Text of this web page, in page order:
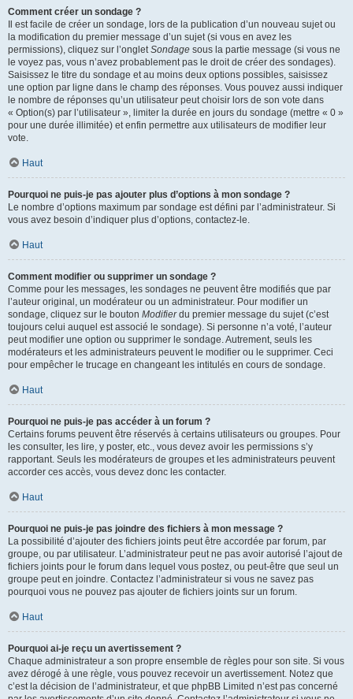
Comment créer un sondage ?
Il est facile de créer un sondage, lors de la publication d’un nouveau sujet ou
la modification du premier message d’un sujet (si vous en avez les
permissions), cliquez sur l’ongletSondage sous la partie message (si vous ne
le voyez pas, vous n’avez probablement pas le droit de créer des sondages).
Saisissez le titre du sondage et au moins deux options possibles, saisissez
une option par ligne dans le champ des réponses. Vous pouvez aussi indiquer
le nombre de réponses qu’un utilisateur peut choisir lors de son vote dans
« Option(s) par l’utilisateur », limiter la durée en jours du sondage (mettre « 0 »
pour une durée illimitée) et enfin permettre aux utilisateurs de modifier leur
vote.
Haut
Pourquoi ne puis-je pas ajouter plus d’options à mon sondage ?
Le nombre d’options maximum par sondage est défini par l’administrateur. Si
vous avez besoin d’indiquer plus d’options, contactez-le.
Haut
Comment modifier ou supprimer un sondage ?
Comme pour les messages, les sondages ne peuvent être modifiés que par
l’auteur original, un modérateur ou un administrateur. Pour modifier un
sondage, cliquez sur le bouton Modifierdu premier message du sujet (c’est
toujours celui auquel est associé le sondage). Si personne n’a voté, l’auteur
peut modifier une option ou supprimer le sondage. Autrement, seuls les
modérateurs et les administrateurs peuvent le modifier ou le supprimer. Ceci
pour empêcher le trucage en changeant les intitulés en cours de sondage.
Haut
Pourquoi ne puis-je pas accéder à un forum ?
Certains forums peuvent être réservés à certains utilisateurs ou groupes. Pour
les consulter, les lire, y poster, etc., vous devez avoir les permissions s’y
rapportant. Seuls les modérateurs de groupes et les administrateurs peuvent
accorder ces accès, vous devez donc les contacter.
Haut
Pourquoi ne puis-je pas joindre des fichiers à mon message ?
La possibilité d’ajouter des fichiers joints peut être accordée par forum, par
groupe, ou par utilisateur. L’administrateur peut ne pas avoir autorisé l’ajout de
fichiers joints pour le forum dans lequel vous postez, ou peut-être que seul un
groupe peut en joindre. Contactez l’administrateur si vous ne savez pas
pourquoi vous ne pouvez pas ajouter de fichiers joints sur un forum.
Haut
Pourquoi ai-je reçu un avertissement ?
Chaque administrateur a son propre ensemble de règles pour son site. Si vous
avez dérogé à une règle, vous pouvez recevoir un avertissement. Notez que
c’est la décision de l’administrateur, et que phpBB Limited n’est pas concerné